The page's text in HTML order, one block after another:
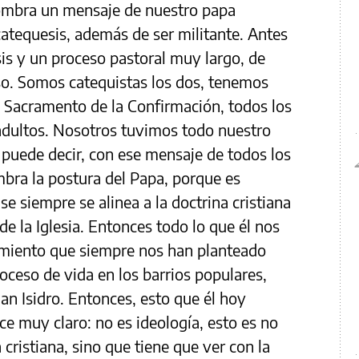
un mensaje de nuestro papa
además de ser militante. Antes
y un proceso pastoral muy largo, de
Somos catequistas los dos, tenemos
de la Confirmación, todos los
Nosotros tuvimos todo nuestro
decir, con ese mensaje de todos los
la postura del Papa, porque es
siempre se alinea a la doctrina cristiana
la Iglesia. Entonces todo lo que él nos
que siempre nos han planteado
de vida en los barrios populares,
Isidro. Entonces, esto que él hoy
muy claro: no es ideología, esto es no
sino que tiene que ver con la